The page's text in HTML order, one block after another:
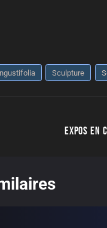
Sculpture
Expos en